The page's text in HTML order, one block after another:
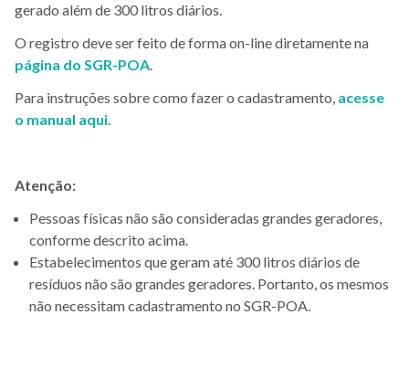
gerado além de 300 litros diários.
O registro deve ser feito de forma on-line diretamente na
página do SGR-POA.
Para instruções sobre como fazer o cadastramento, acesse
o manual aqui.
Atenção:
Pessoas físicas não são consideradas grandes geradores,
conforme descrito acima.
Estabelecimentos que geram até 300 litros diários de
resíduos não são grandes geradores. Portanto, os mesmos
não necessitam cadastramento no SGR-POA.